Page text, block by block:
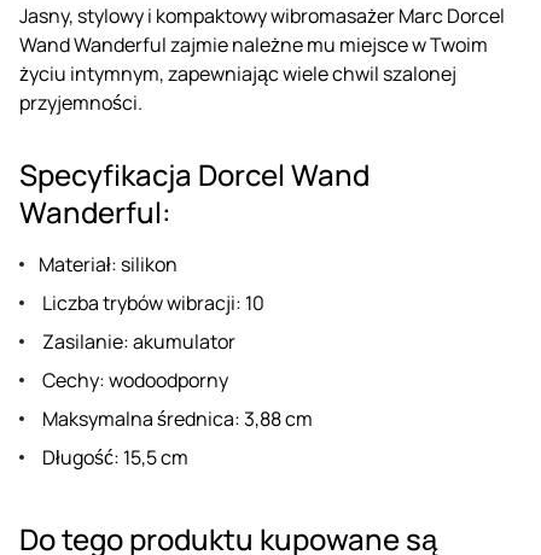
Jasny, stylowy i kompaktowy wibromasażer Marc Dorcel
Wand Wanderful zajmie należne mu miejsce w Twoim
życiu intymnym, zapewniając wiele chwil szalonej
przyjemności.
Specyfikacja Dorcel Wand
Wanderful:
Materiał: silikon
Liczba trybów wibracji: 10
Zasilanie: akumulator
Cechy: wodoodporny
Maksymalna średnica: 3,88 cm
Długość: 15,5 cm
Do tego produktu kupowane są